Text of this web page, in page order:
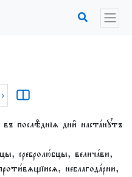
›
послѣ̑днїѧ дни̑ наста́нꙋтъ
сребролю́бцы, велича́ви,
неблагода́рни,